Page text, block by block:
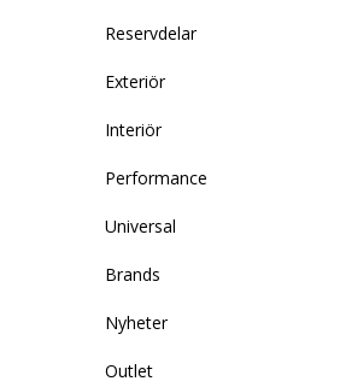
Reservdelar
Exteriör
Interiör
Performance
Universal
Brands
Nyheter
Outlet